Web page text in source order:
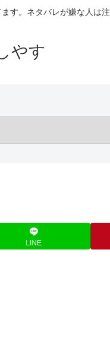
す。ネタバレが嫌な人は
やす
LINE